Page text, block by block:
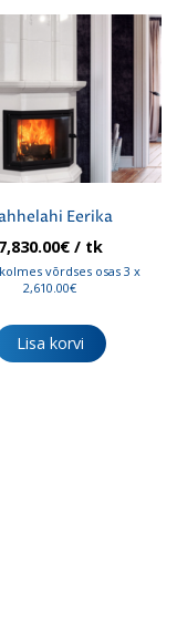
Eerika
7,830.00€/ tk
võrdses osas 3 x
2,610.00€
Lisa korvi